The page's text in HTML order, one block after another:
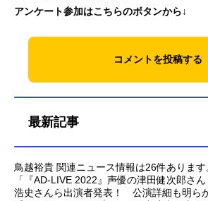
アンケート参加はこちらのボタンから↓
コメントを投稿する
最新記事
鳥越裕貴 関連ニュース情報は26件ありま
「『AD-LIVE 2022』声優の津田健次郎さ
浩史さんら出演者発表！ 公演詳細も明ら